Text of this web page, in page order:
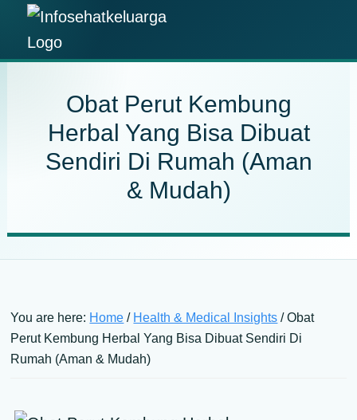
Skip
primary
Skip
main
Skip
primary
Skip
footerInfo
Keluarga
Temukan
Informasi
Keluarga
Terpercaya
Obat Perut Kembung
Herbal Yang Bisa Dibuat
Sendiri Di Rumah (Aman
& Mudah)
You are here: Home / Health & Medical Insights /Obat
Perut Kembung Herbal Yang Bisa Dibuat Sendiri Di
Rumah (Aman & Mudah)